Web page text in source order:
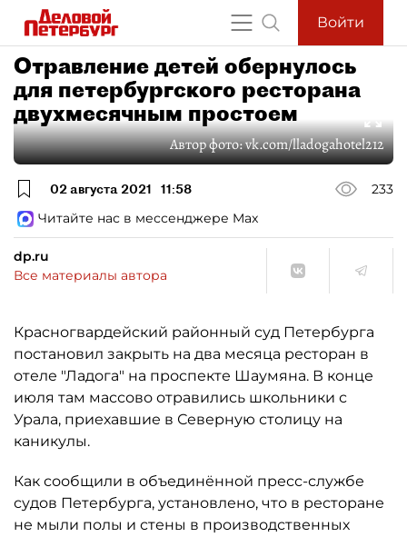
Войти
Отравление детей обернулось
для петербургского ресторана
двухмесячным простоем
Автор фото:vk.com/lladogahotel212
02 августа 2021 11:58
233
Читайте нас в мессенджере Max
dp.ru
Все материалы автора
Красногвардейский районный суд Петербурга
постановил закрыть на два месяца ресторан в
отеле "Ладога" на проспекте Шаумяна. В конце
июля там массово отравились школьники с
Урала, приехавшие в Северную столицу на
каникулы.
Как сообщили в объединённой пресс-службе
судов Петербурга, установлено, что в ресторане
не мыли полы и стены в производственных